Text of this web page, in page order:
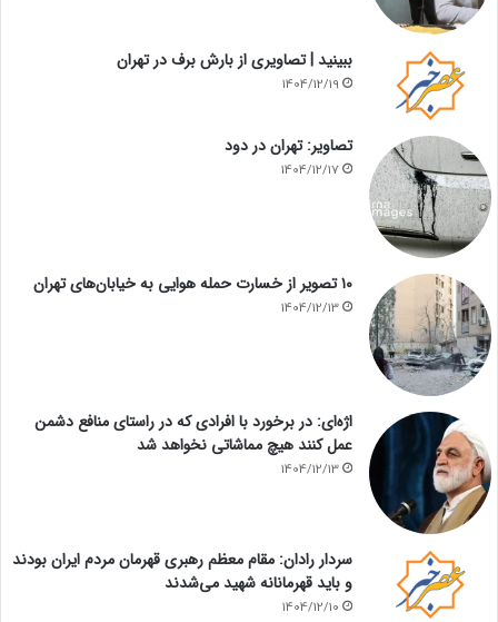
ببینید | تصاویری از بارش برف در تهران
1404/12/19
تصاویر: تهران در دود
1404/12/17
۱۰ تصویر از خسارت حمله هوایی به خیابان‌های تهران
1404/12/13
اژه‌ای: در برخورد با افرادی که در راستای منافع دشمن
عمل کنند هیچ مماشاتی نخواهد شد
1404/12/13
سردار رادان: مقام معظم رهبری قهرمان مردم ایران بودند
و باید قهرمانانه شهید می‌شدند
1404/12/10